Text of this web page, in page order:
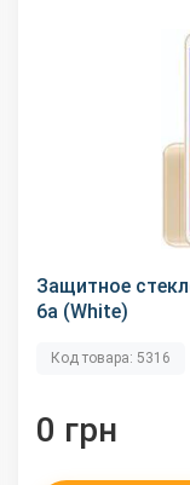
Защитное
6a (White)
Код товара: 5316
0 грн